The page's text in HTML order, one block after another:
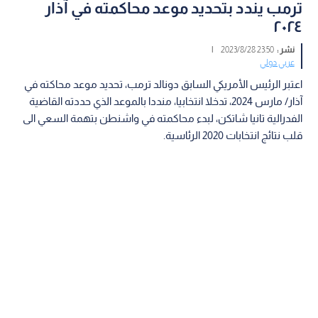
ترمب يندد بتحديد موعد محاكمته في آذار
٢٠٢٤
نشر :23:50 2023/8/28
|
عربي دولي
اعتبر الرئيس الأمريكي السابق دونالد ترمب، تحديد موعد محاكته في
آذار/ مارس 2024، تدخلا انتخابيا، منددا بالموعد الذي حددته القاضية
الفدرالية تانيا شاتكن، لبدء محاكمته في واشنطن بتهمة السعي الى
قلب نتائج انتخابات 2020 الرئاسية.